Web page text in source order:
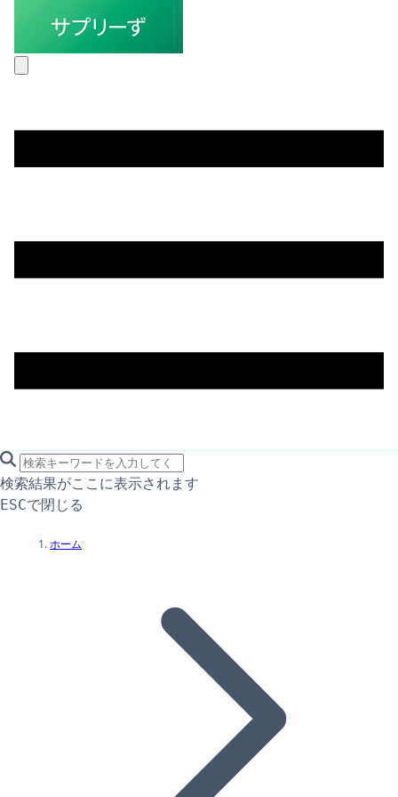
search icon
サイト内検索
検索結果がここに表示されます
ESCで閉じる
ホーム